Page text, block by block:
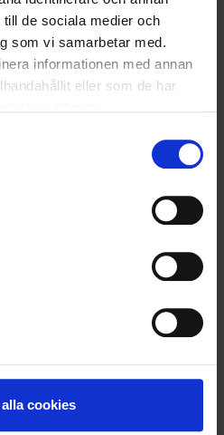
de sociala medier och
som vi samarbetar med.
informationen med annan
eller som de har
cookies